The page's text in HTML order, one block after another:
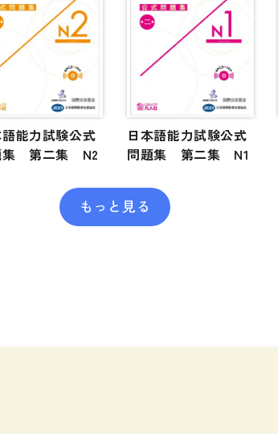
語能力試験公式
集 第二集 N2
日本語能力試験公式
問題集 第二集 N1
もっと見る